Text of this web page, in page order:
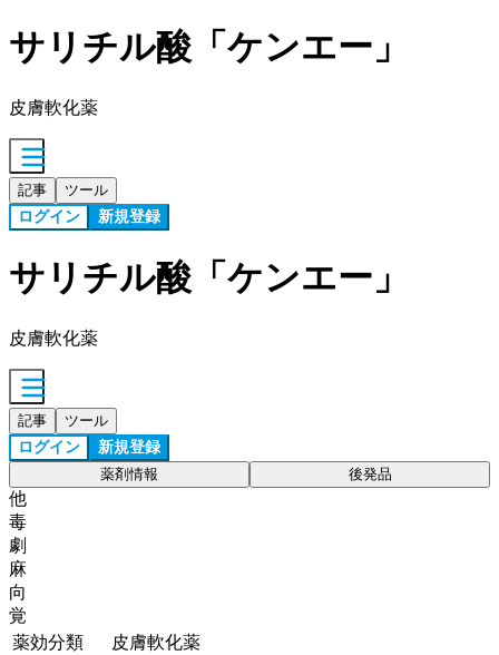
サリチル酸「ケンエー」
皮膚軟化薬
記事 ツール
ログイン 新規登録
サリチル酸「ケンエー」
皮膚軟化薬
記事 ツール
ログイン 新規登録
薬剤情報 後発品
他
毒
劇
麻
向
覚
薬効分類
皮膚軟化薬